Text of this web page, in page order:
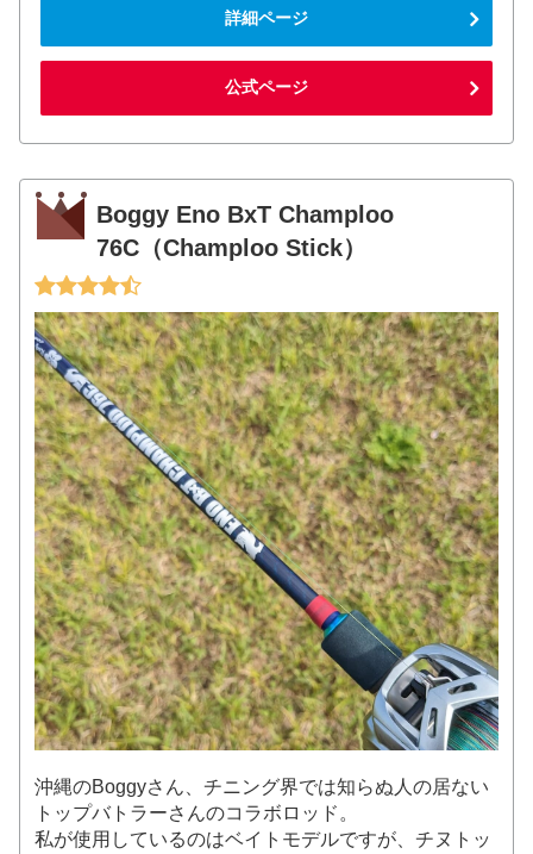
詳細ページ
公式ページ
Boggy Eno BxT Champloo
76C（Champloo Stick）
沖縄のBoggyさん、チニング界では知らぬ人の居ない
トップバトラーさんのコラボロッド。
私が使用しているのはベイトモデルですが、チヌトッ